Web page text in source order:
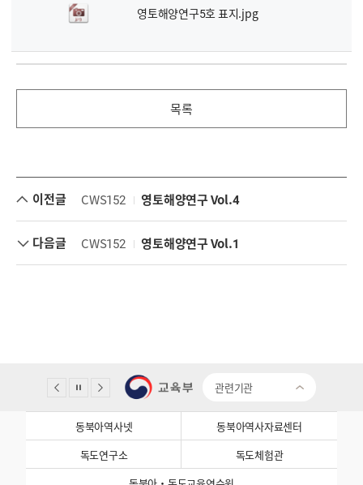
영토해양연구5호 표지.jpg
목록
이전글 CWS152 영토해양연구 Vol.4
다음글 CWS152 영토해양연구 Vol.1
관련기관
동북아역사넷
동북아역사자료센터
독도연구소
독도체험관